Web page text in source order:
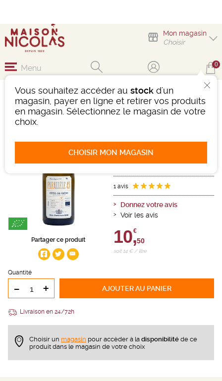
Mon magasin
Choisir
Vous souhaitez accéder au stock d'un
magasin, payer en ligne et retirer vos produits
en magasin. Sélectionnez le magasin de votre
choix.
CHOISIR MON MAGASIN
Menu 0
Partager ce produit
PARALLÈLE 45 BLANC
PAUL JABOULET AÎNÉ
1 avis
Donnez votre avis
Voir les avis
10,
€
50
soit 14 € / litre
Quantité
- + AJOUTERAU PANIER
Livraison en 24/72h
Choisir un magasin pour accèder à la disponibilité de ce
produit dans le magasin de votre choix